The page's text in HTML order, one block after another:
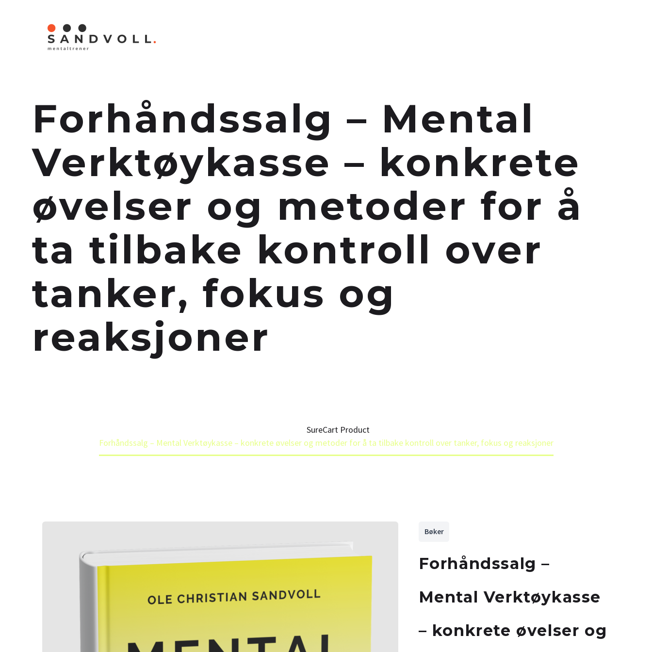
Forhåndssalg – Mental
Verktøykasse – konkrete
øvelser og metoder for å
ta tilbake kontroll over
tanker, fokus og
reaksjoner
SureCart Product
Forhåndssalg – Mental Verktøykasse – konkrete øvelser og metoder for å ta tilbake kontroll over tanker, fokus og reaksjoner
Bøker
Forhåndssalg –
Mental Verktøykasse
– konkrete øvelser og